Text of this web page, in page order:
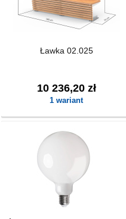
Ławka 02.025
10 236,20 zł
1 wariant